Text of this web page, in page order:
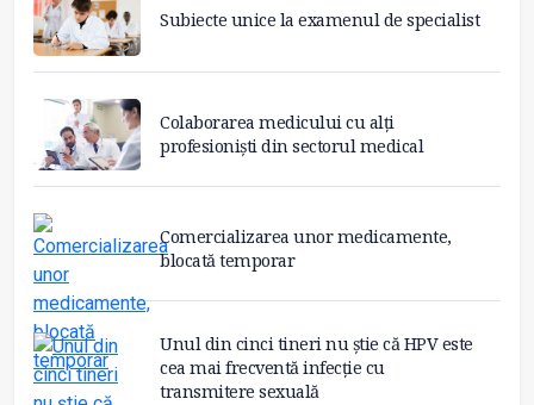
Subiecte unice la examenul de specialist
Colaborarea medicului cu alți
profesioniști din sectorul medical
Comercializarea unor medicamente,
blocată temporar
Unul din cinci tineri nu știe că HPV este
cea mai frecventă infecție cu
transmitere sexuală